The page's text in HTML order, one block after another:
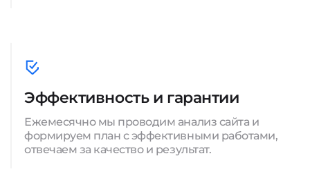
Эффективность и гарантии
Ежемесячно мы проводим анализ сайта и
формируем план с эффективными работами,
отвечаем за качество и результат.